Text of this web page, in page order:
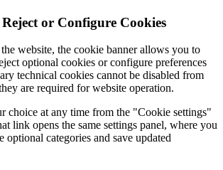
or Configure Cookies
website, the cookie banner allows you to
optional cookies or configure preferences
technical cookies cannot be disabled from
are required for website operation.
choice at any time from the "Cookie settings"
link opens the same settings panel, where you
optional categories and save updated